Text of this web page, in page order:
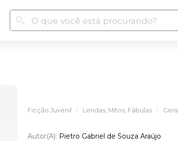
Ficção Juvenil Lendas, Mitos, Fábulas Geral
Autor(a): Pietro Gabriel de Souza Araújo